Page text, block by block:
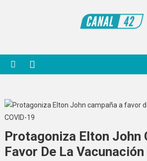
Protagoniza Elton John
Favor De La